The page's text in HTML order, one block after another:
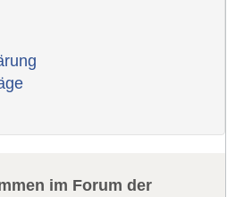
im Forum der